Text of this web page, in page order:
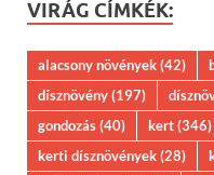
VIRÁG CÍMKÉK:
alacsony növények(42)
dísznövény(197)
gondozás(40) kert(346)
kerti dísznövények(28)